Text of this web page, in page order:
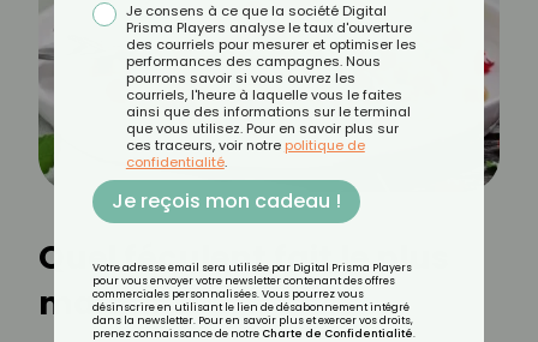
Quel féculent fait le plus
maigrir ?
Je consens à ce que la société Digital
Prisma Players analyse le taux d'ouverture
des courriels pour mesurer et optimiser les
performances des campagnes. Nous
pourrons savoir si vous ouvrez les
courriels, l'heure à laquelle vous le faites
ainsi que des informations sur le terminal
que vous utilisez. Pour en savoir plus sur
ces traceurs, voir notre politique de
confidentialité.
Je reçois mon cadeau !
Votre adresse email sera utilisée par Digital Prisma Players
pour vous envoyer votre newsletter contenant des offres
commerciales personnalisées. Vous pourrez vous
désinscrire en utilisant le lien de désabonnement intégré
dans la newsletter. Pour en savoir plus et exercer vos droits,
prenez connaissance de notre Charte de Confidentialité.